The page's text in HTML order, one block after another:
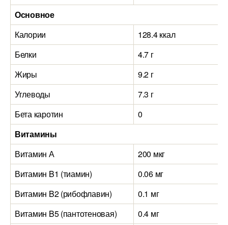
Основное
Калории
128.4 ккал
Белки
4.7 г
Жиры
9.2 г
Углеводы
7.3 г
Бета каротин
0
Витамины
Витамин А
200 мкг
Витамин B1 (тиамин)
0.06 мг
Витамин B2 (рибофлавин)
0.1 мг
Витамин B5 (пантотеновая)
0.4 мг